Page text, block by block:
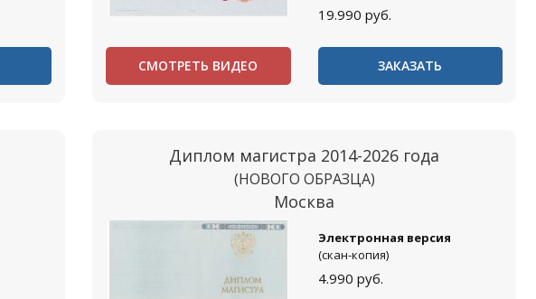
19.990 руб.
СМОТРЕТЬ ВИДЕО ЗАКАЗАТЬ
Диплом магистра 2014-2026 года
(НОВОГО ОБРАЗЦА)
Москва
Электронная версия
(скан-копия)
4.990 руб.